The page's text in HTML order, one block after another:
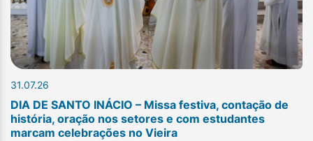
31.07.26
DIA DE SANTO INÁCIO – Missa festiva, contação de
história, oração nos setores e com estudantes
marcam celebrações no Vieira